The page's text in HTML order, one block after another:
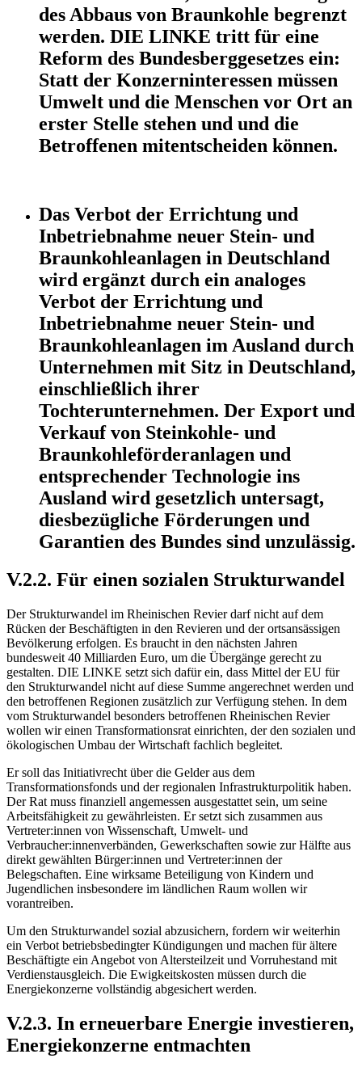
des Abbaus von Braunkohle begrenzt
werden. DIE LINKE tritt für eine
Reform des Bundesberggesetzes ein:
Statt der Konzerninteressen müssen
Umwelt und die Menschen vor Ort an
erster Stelle stehen und und die
Betroffenen mitentscheiden können.
Das Verbot der Errichtung und
Inbetriebnahme neuer Stein- und
Braunkohleanlagen in Deutschland
wird ergänzt durch ein analoges
Verbot der Errichtung und
Inbetriebnahme neuer Stein- und
Braunkohleanlagen im Ausland durch
Unternehmen mit Sitz in Deutschland,
einschließlich ihrer
Tochterunternehmen. Der Export und
Verkauf von Steinkohle- und
Braunkohleförderanlagen und
entsprechender Technologie ins
Ausland wird gesetzlich untersagt,
diesbezügliche Förderungen und
Garantien des Bundes sind unzulässig.
V.2.2. Für einen sozialen Strukturwandel
Der Strukturwandel im Rheinischen Revier darf nicht auf dem
Rücken der Beschäftigten in den Revieren und der ortsansässigen
Bevölkerung erfolgen. Es braucht in den nächsten Jahren
bundesweit 40 Milliarden Euro, um die Übergänge gerecht zu
gestalten. DIE LINKE setzt sich dafür ein, dass Mittel der EU für
den Strukturwandel nicht auf diese Summe angerechnet werden und
den betroffenen Regionen zusätzlich zur Verfügung stehen. In dem
vom Strukturwandel besonders betroffenen Rheinischen Revier
wollen wir einen Transformationsrat einrichten, der den sozialen und
ökologischen Umbau der Wirtschaft fachlich begleitet.
Er soll das Initiativrecht über die Gelder aus dem
Transformationsfonds und der regionalen Infrastrukturpolitik haben.
Der Rat muss finanziell angemessen ausgestattet sein, um seine
Arbeitsfähigkeit zu gewährleisten. Er setzt sich zusammen aus
Vertreter:innen von Wissenschaft, Umwelt- und
Verbraucher:innenverbänden, Gewerkschaften sowie zur Hälfte aus
direkt gewählten Bürger:innen und Vertreter:innen der
Belegschaften. Eine wirksame Beteiligung von Kindern und
Jugendlichen insbesondere im ländlichen Raum wollen wir
vorantreiben.
Um den Strukturwandel sozial abzusichern, fordern wir weiterhin
ein Verbot betriebsbedingter Kündigungen und machen für ältere
Beschäftigte ein Angebot von Altersteilzeit und Vorruhestand mit
Verdienstausgleich. Die Ewigkeitskosten müssen durch die
Energiekonzerne vollständig abgesichert werden.
V.2.3. In erneuerbare Energie investieren,
Energiekonzerne entmachten